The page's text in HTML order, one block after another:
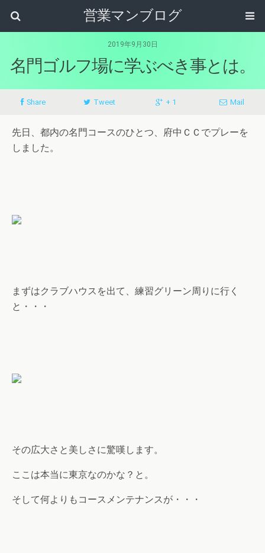
営業マンブログ
2019年9月30日
名門ゴルフ場に学ぶべき事とは。
Share Tweet + 1 Mail
先日、都内の名門コースのひとつ、府中ＣＣでプレーを
しました。
まずはクラブハウスを出て、練習グリーン周りに行く
と・・・
その広大さと美しさに驚嘆します。
ここは本当に東京なのかな？と。
そして何よりもコースメンテナンスが・・・